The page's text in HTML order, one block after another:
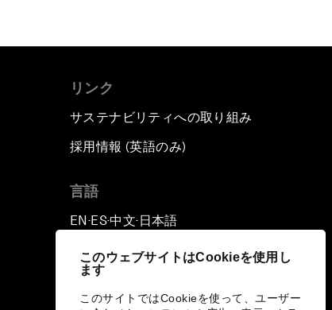
このウェブサイトはCookieを使用し
ます
このサイトではCookieを使って、ユーザー
リンク
サステナビリティへの取り組み
採用情報 (英語のみ)
言語
EN ▪ES▪中文▪ 日本語